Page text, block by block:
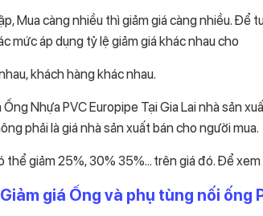
Mua càng nhiều thì giảm giá càng nhiều. Để
mức áp dụng tỷ lệ giảm giá khác nhau cho
khách hàng khác nhau.
Ống Nhựa PVC Europipe Tại Gia Lai nhà sản
phải là giá nhà sản xuất bán cho người mua.
thể giảm 25%, 30% 35%… trên giá đó. Để
giá Ống và phụ tùng nối ống